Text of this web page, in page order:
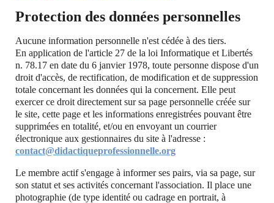
Protection des données personnelles
Aucune information personnelle n'est cédée à des tiers.
En application de l'article 27 de la loi Informatique et Libertés
n. 78.17 en date du 6 janvier 1978, toute personne dispose d'un
droit d'accès, de rectification, de modification et de suppression
totale concernant les données qui la concernent. Elle peut
exercer ce droit directement sur sa page personnelle créée sur
le site, cette page et les informations enregistrées pouvant être
supprimées en totalité, et/ou en envoyant un courrier
électronique aux gestionnaires du site à l'adresse :
contact@didactiqueprofessionnelle.org
Le membre actif s'engage à informer ses pairs, via sa page, sur
son statut et ses activités concernant l'association. Il place une
photographie (de type identité ou cadrage en portrait, à